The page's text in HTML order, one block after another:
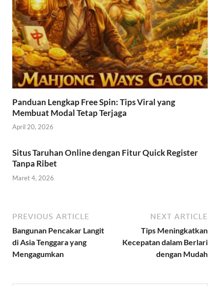
Panduan Lengkap Free Spin: Tips Viral yang
Membuat Modal Tetap Terjaga
April 20, 2026
Situs Taruhan Online dengan Fitur Quick Register
Tanpa Ribet
Maret 4, 2026
PREVIOUS ARTICLE
Bangunan Pencakar Langit
di Asia Tenggara yang
Mengagumkan
NEXT ARTICLE
Tips Meningkatkan
Kecepatan dalam Berlari
dengan Mudah